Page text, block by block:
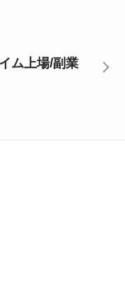
ム上場/副業